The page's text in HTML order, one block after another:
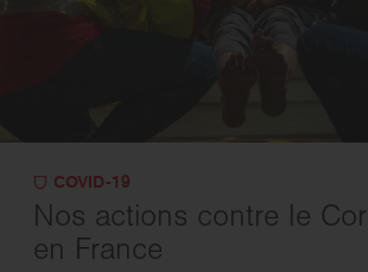
COVID-19
Nos actions contre le
en France